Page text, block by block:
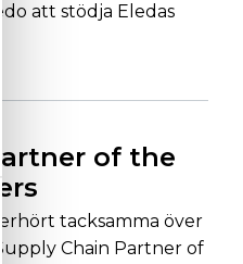
att stödja Eledas
of the
tacksamma över
Chain Partner of